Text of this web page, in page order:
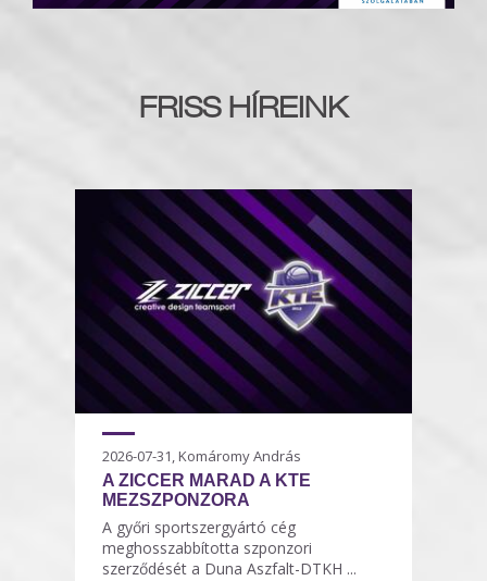
FRISS HÍREINK
2026-07-31, Komáromy András
A ZICCER MARAD A KTE
MEZSZPONZORA
A győri sportszergyártó cég
meghosszabbította szponzori
szerződését a Duna Aszfalt-DTKH ...